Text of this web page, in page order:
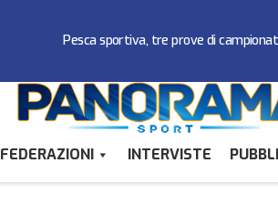
Pesca sportiva, tre prove di
FEDERAZIONI INTERVISTE